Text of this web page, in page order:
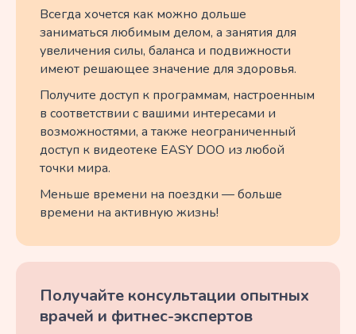
Всегда хочется как можно дольше
заниматься любимым делом, а занятия для
увеличения силы, баланса и подвижности
имеют решающее значение для здоровья.
Получите доступ к программам, настроенным
в соответствии с вашими интересами и
возможностями, а также неограниченный
доступ к видеотеке EASY DOO из любой
точки мира.
Меньше времени на поездки — больше
времени на активную жизнь!
Получайте консультации опытных
врачей и фитнес-экспертов